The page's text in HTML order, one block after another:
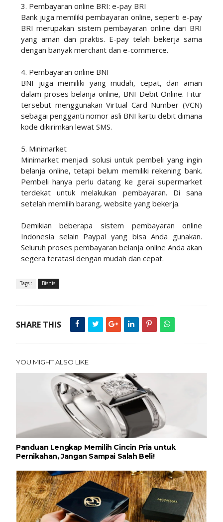
3. Pembayaran online BRI: e-pay BRI
Bank juga memiliki pembayaran online, seperti e-pay
BRI merupakan sistem pembayaran online dari BRI
yang aman dan praktis. E-pay telah bekerja sama
dengan banyak merchant dan e-commerce.
4. Pembayaran online BNI
BNI juga memiliki yang mudah, cepat, dan aman
dalam proses belanja online, BNI Debit Online. Fitur
tersebut menggunakan Virtual Card Number (VCN)
sebagai pengganti nomor asli BNI kartu debit dimana
kode dikirimkan lewat SMS.
5. Minimarket
Minimarket menjadi solusi untuk pembeli yang ingin
belanja online, tetapi belum memiliki rekening bank.
Pembeli hanya perlu datang ke gerai supermarket
terdekat untuk melakukan pembayaran. Di sana
setelah memilih barang, website yang bekerja.
Demikian beberapa sistem pembayaran online
Indonesia selain Paypal yang bisa Anda gunakan.
Seluruh proses pembayaran belanja online Anda akan
segera teratasi dengan mudah dan cepat.
Tags : Bisnis
SHARE THIS
YOU MIGHT ALSO LIKE
Panduan Lengkap Memilih Cincin Pria untuk
Pernikahan, Jangan Sampai Salah Beli!